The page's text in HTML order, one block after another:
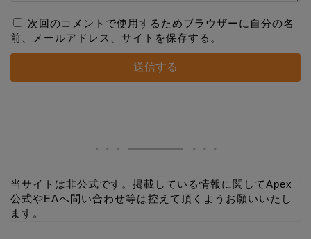
次回のコメントで使用するためブラウザーに自分の名
前、メールアドレス、サイトを保存する。
当サイトは非公式です。掲載している情報に関してApex
公式やEAへ問い合わせ等は控えて頂くようお願いいたし
ます。